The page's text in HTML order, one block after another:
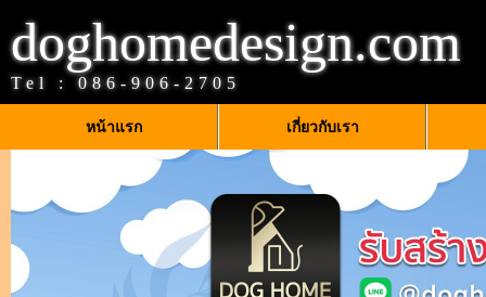
doghomedesign.com
Tel : 086-906-2705
หน้าแรก เกี่ยวกับเรา